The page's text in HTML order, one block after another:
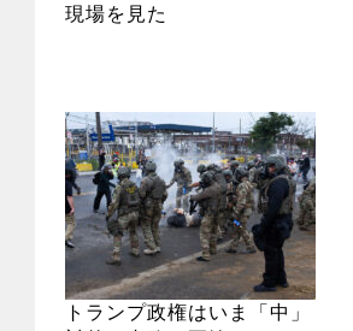
現場を見た
トランプ政権はいま「中」